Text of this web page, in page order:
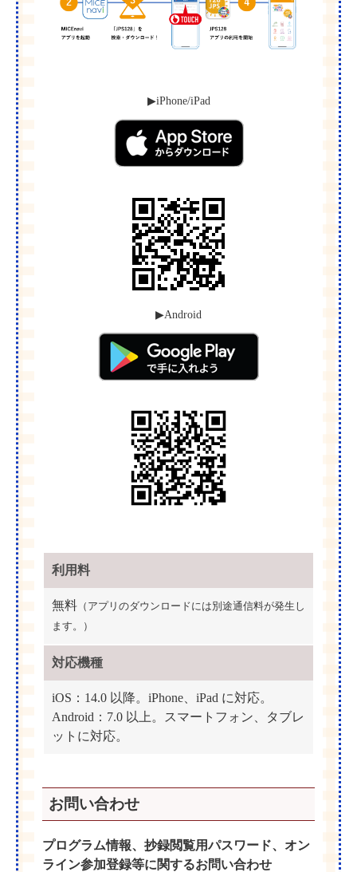
▶︎iPhone/iPad
▶︎Android
利用料
無料 （アプリのダウンロードには別途通信料が発生し
ます。）
対応機種
iOS：14.0 以降。iPhone、iPad に対応。
Android：7.0 以上。スマートフォン、タブレ
ットに対応。
お問い合わせ
プログラム情報、抄録閲覧用パスワード、オン
ライン参加登録等に関するお問い合わせ